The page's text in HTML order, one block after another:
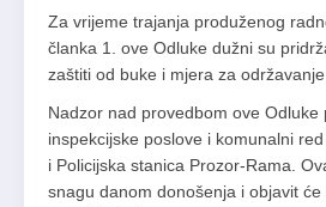
Za vrijeme trajanja produženog
članka 1. ove Odluke dužni su
zaštiti od buke i mjera za
Nadzor nad provedbom ove Odluke
inspekcijske poslove i komunalni
i Policijska stanica Prozor-Rama.
snagu danom donošenja i objavit